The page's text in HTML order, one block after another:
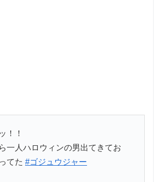
！！
一人ハロウィンの男出てきてお
てた#ゴジュウジャー